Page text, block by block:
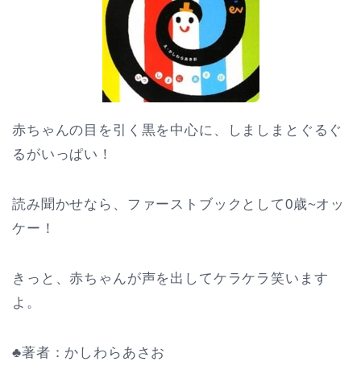
赤ちゃんの目を引く黒を中心に、しましまとぐるぐ
るがいっぱい！
読み聞かせなら、ファーストブックとして0歳~オッ
ケー！
きっと、赤ちゃんが声を出してケラケラ笑います
よ。
♣著者：かしわらあさお